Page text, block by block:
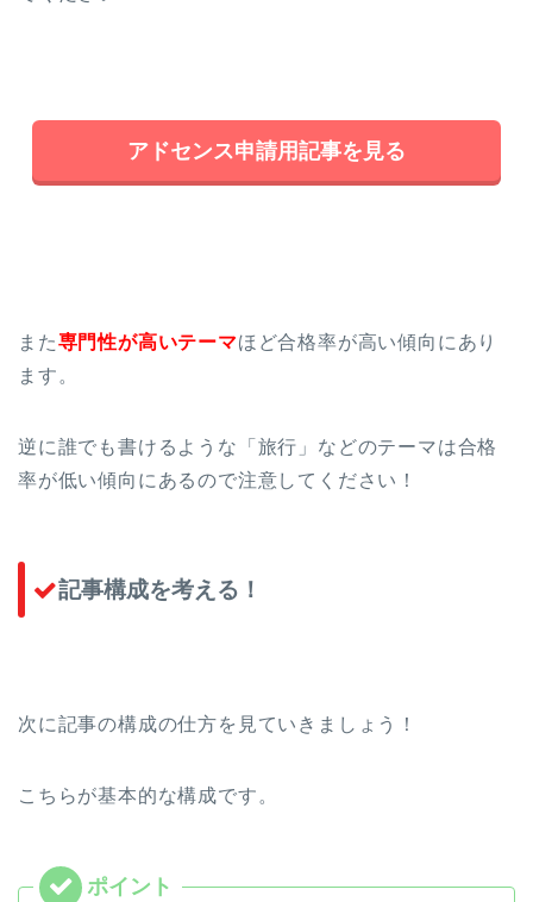
アドセンス申請用記事を見る
また専門性が高いテーマほど合格率が高い傾向にあり
ます。
逆に誰でも書けるような「旅行」などのテーマは合格
率が低い傾向にあるので注意してください！
記事構成を考える！
次に記事の構成の仕方を見ていきましょう！
こちらが基本的な構成です。